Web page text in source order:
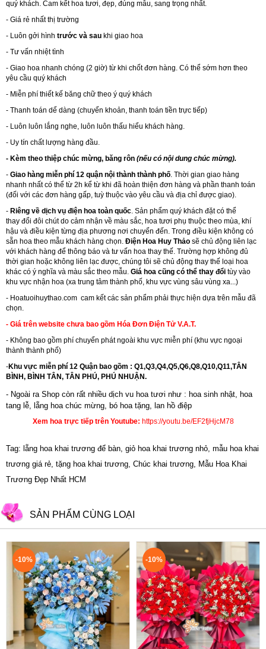
quý khách. Cam kết hoa tươi, đẹp, đúng mẫu, sang trọng nhất.
- Giá rẻ nhất thị trường
- Luôn gởi hình trước và sau khi giao hoa
- Tư vấn nhiệt tình
- Giao hoa nhanh chóng (2 giờ) từ khi chốt đơn hàng. Có thể sớm hơn theo
yêu cầu quý khách
- Miễn phí thiết kế băng chữ theo ý quý khách
- Thanh toán dể dàng (chuyển khoản, thanh toán tiền trực tiếp)
- Luôn luôn lắng nghe, luôn luôn thấu hiểu khách hàng.
- Uy tín chất lượng hàng đầu.
- Kèm theo thiệp chúc mừng, băng rôn (nếu có nội dung chúc mừng).
- Giao hàng miễn phí 12 quận nội thành thành phố. Thời gian giao hàng
nhanh nhất có thể từ 2h kể từ khi đã hoàn thiện đơn hàng và phần thanh toán
(đối với các đơn hàng gấp, tuỳ thuộc vào yêu cầu và địa chỉ được giao).
- Riêng về dịch vụ điện hoa toàn quốc. Sản phẩm quý khách đặt có thể
thay đổi đôi chút do cảm nhận về màu sắc, hoa tươi phụ thuộc theo mùa, khí
hậu và điều kiện từng địa phương nơi chuyển đến. Trong điều kiện không có
sẵn hoa theo mẫu khách hàng chọn. Điện Hoa Huy Thảo sẽ chủ động liên lạc
với khách hàng để thông báo và tư vấn hoa thay thế. Trường hợp không đủ
thời gian hoặc không liên lạc được, chúng tôi sẽ chủ động thay thế loại hoa
khác có ý nghĩa và màu sắc theo mẫu. Giá hoa cũng có thể thay đổi tùy vào
khu vực nhận hoa (xa trung tâm thành phố, khu vực vùng sâu vùng xa...)
- Hoatuoihuythao.com cam kết các sản phẩm phải thực hiện dựa trên mẫu đã
chọn.
- Giá trên website chưa bao gồm Hóa Đơn Điện Tử V.A.T.
- Không bao gồm phí chuyển phát ngoài khu vực miễn phí (khu vực ngoại
thành thành phố)
-Khu vực miễn phí 12 Quận bao gồm : Q1,Q3,Q4,Q5,Q6,Q8,Q10,Q11,TÂN
BÌNH, BÌNH TÂN, TÂN PHÚ, PHÚ NHUẬN.
- Ngoài ra Shop còn rất nhiều dịch vu hoa tươi như : hoa sinh nhật
hoa
tang lễ
ẵng hoa chúc mừng bó hoa tặng lan hồ điệp
Xem hoa trực tiếp trên Youtube: https://youtu.be/EF2fjHjcM78
Tag: lẵng hoa khai trương để bàn, giỏ hoa khai trương nhỏ, mẫu hoa khai
trương giá rẻ, tặng hoa khai trương, Chúc khai trương, Mẫu Hoa Khai
Trương Đẹp Nhất HCM
SẢN PHẨM CÙNG LOẠI
-10% -10%